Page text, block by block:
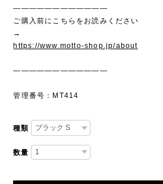
————————————
ご購入前にこちらをお読みください
→
https://www.motto-shop.jp/about
————————————
管理番号：MT414
種類
数量